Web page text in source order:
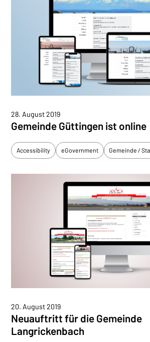
Gemeinde Güttingen ist online
28. August 2019
Accessibility eGovernment Gemeinde /
Neuauftritt für die Gemeinde
Langrickenbach
20. August 2019